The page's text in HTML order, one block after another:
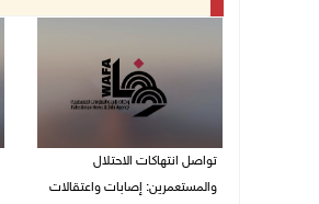
تواصل انتهاكات الاحتلال
والمستعمرين: إصابات واعتقالات